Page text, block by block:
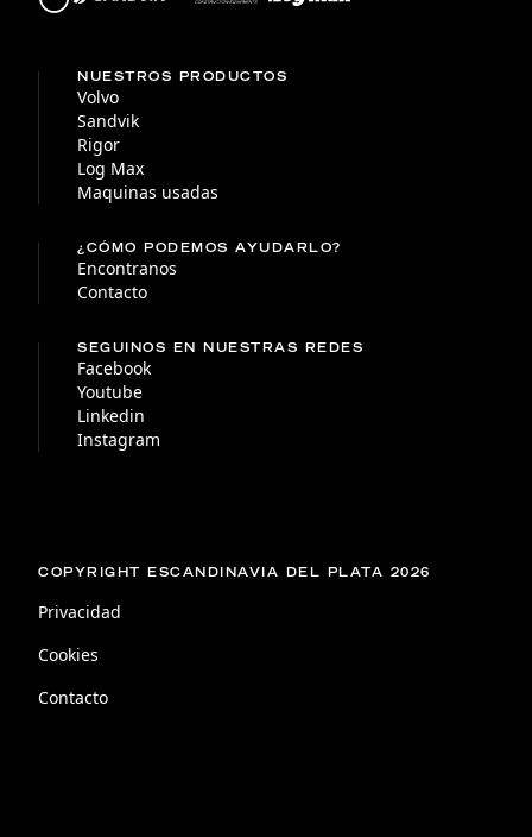
NUESTROS PRODUCTOS
Volvo
Sandvik
Rigor
Log Max
Maquinas usadas
¿CÓMO PODEMOS AYUDARLO?
Encontranos
Contacto
SEGUINOS EN NUESTRAS REDES
Facebook
Youtube
Linkedin
Instagram
COPYRIGHT ESCANDINAVIA DEL PLATA 2026
Privacidad
Cookies
Contacto